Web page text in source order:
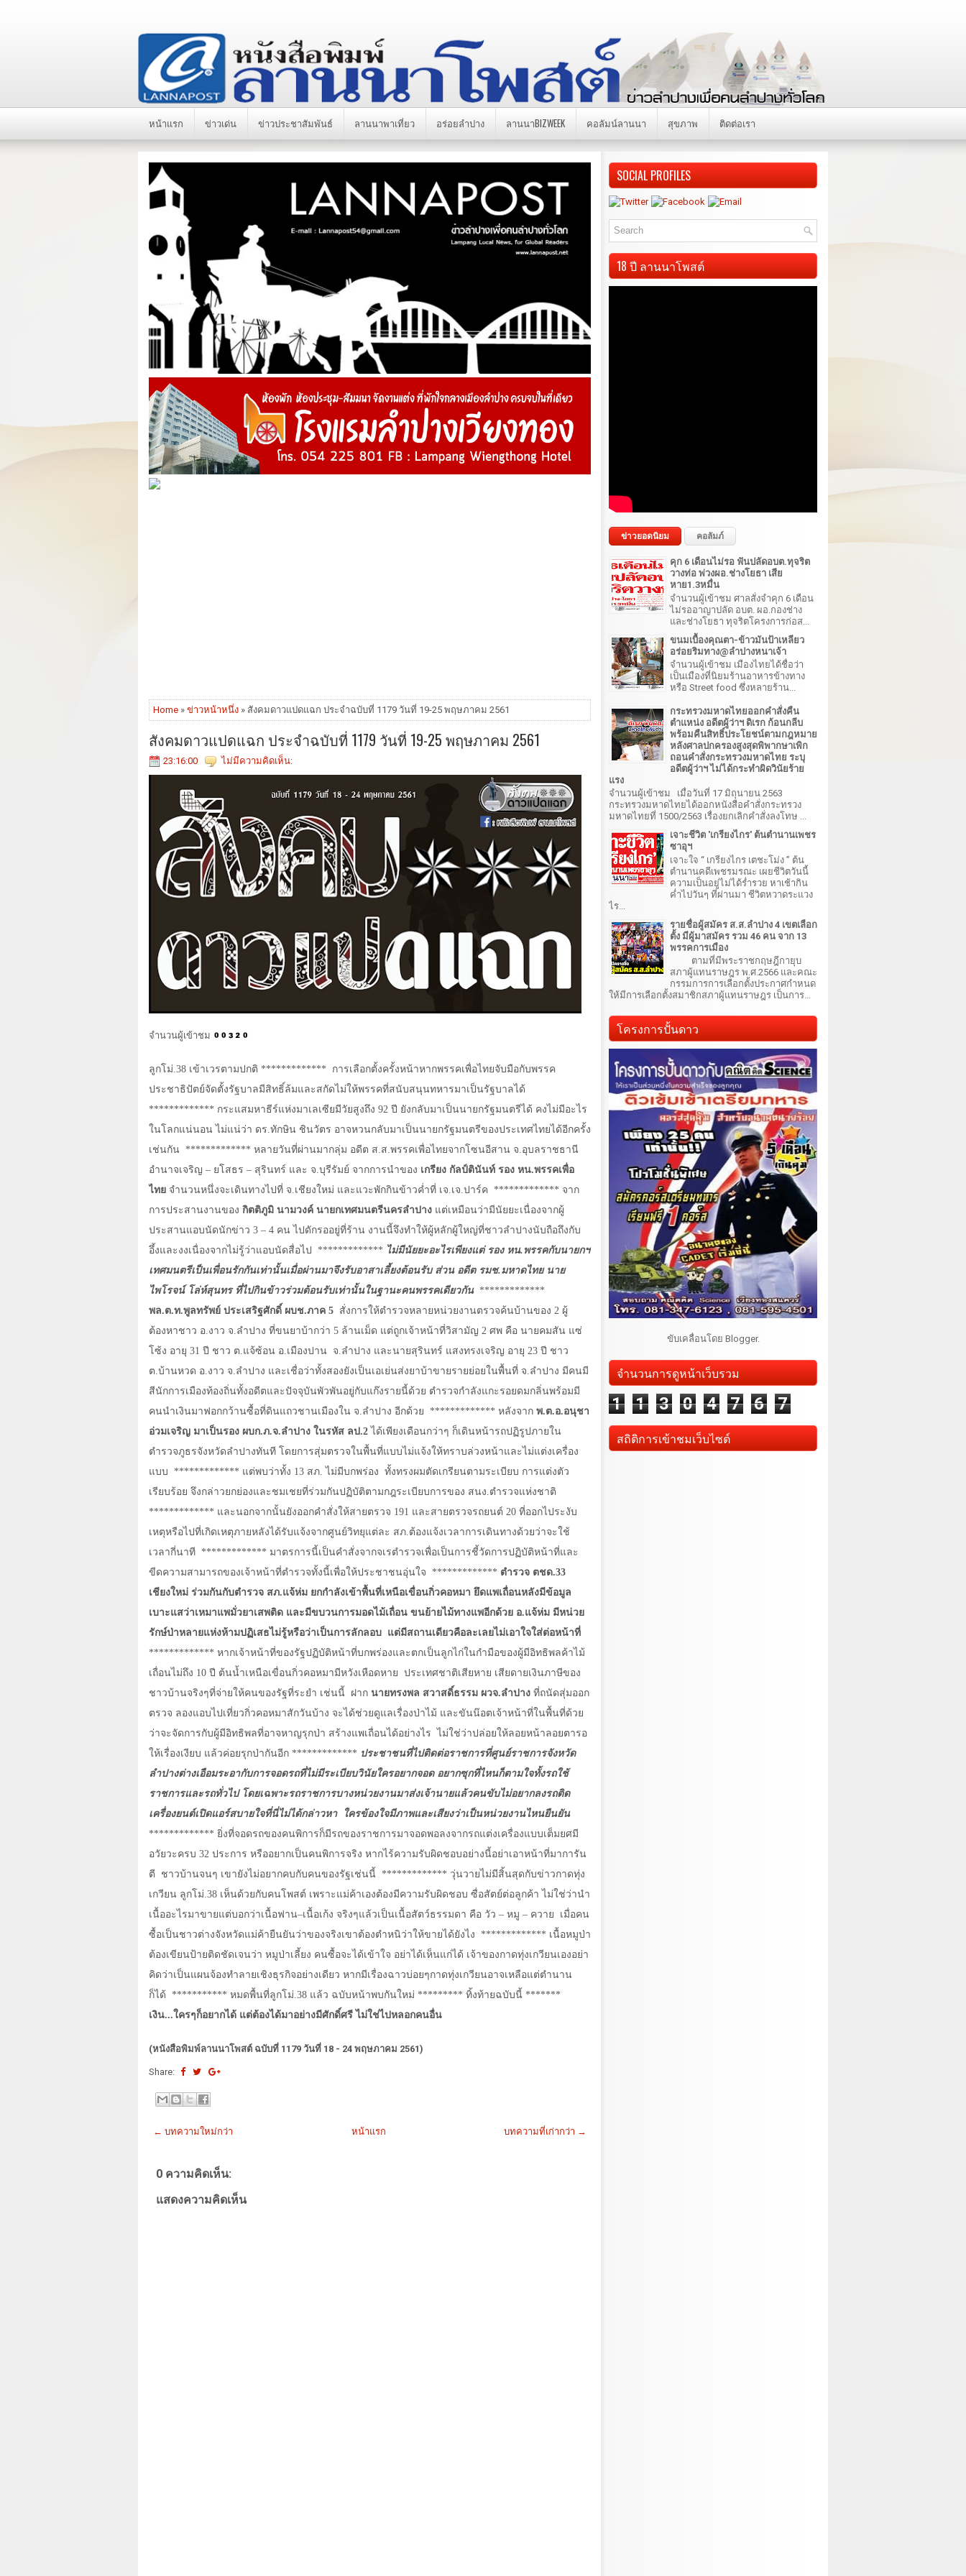
หน้าแรก ข่าวเด่น ข่าวประชาสัมพันธ์ ลานนาพาเที่ยว อร่อยลำปาง ลานนาBIZWEEK คอลัมน์ลานนา สุขภาพ ติดต่อเรา
Home » ข่าวหน้าหนึ่ง » สังคมดาวแปดแฉก ประจำฉบับที่ 1179 วันที่ 19-25 พฤษภาคม 2561
สังคมดาวแปดแฉก ประจำฉบับที่ 1179 วันที่ 19-25 พฤษภาคม 2561
23:16:00 ไม่มีความคิดเห็น:
จำนวนผู้เข้าชม
ลูกโม่.38 เข้าเวรตามปกติ *************
การเลือกตั้งครั้งหน้าหากพรรคเพื่อไทยจับมือกับพรรค
ประชาธิปัตย์จัดตั้งรัฐบาลมีสิทธิ์ล้มและสกัดไม่ให้พรรคที่สนับสนุนทหารมาเป็นรัฐบาลได้
************* กระแสมหาธีร์แห่งมาเลเซียมีวัยสูงถึง 92 ปี ยังกลับมาเป็นนายกรัฐมนตรีได้ คงไม่มีอะไร
ในโลกแน่นอน ไม่แน่ว่า ดร.ทักษิน ชินวัตร อาจหวนกลับมาเป็นนายกรัฐมนตรีของประเทศไทยได้อีกครั้ง
เช่นกัน
************* หลายวันที่ผ่านมากลุ่ม อดีต ส.ส.พรรคเพื่อไทยจากโซนอีสาน จ.อุบลราชธานี
อำนาจเจริญ – ยโสธร – สุรินทร์ และ จ.บุรีรัมย์ จากการนำของ เกรียง กัลป์ตินันท์ รอง หน.พรรคเพื่อ
ไทย จำนวนหนึ่งจะเดินทางไปที่ จ.เชียงใหม่ และแวะพักกินข้าวค่ำที่ เจ.เจ.ปาร์ค ************* จาก
การประสานงานของ กิตติภูมิ นามวงค์ นายกเทศมนตรีนครลำปาง แต่เหมือนว่ามีนัยยะเนื่องจากผู้
ประสานแอบนัดนักข่าว 3 – 4 คน ไปดักรออยู่ที่ร้าน งานนี้จึงทำให้ผู้หลักผู้ใหญ่ที่ชาวลำปางนับถือถึงกับ
อึ้งและงงเนื่องจากไม่รู้ว่าแอบนัดสื่อไป
************* ไม่มีนัยยะอะไรเพียงแต่ รอง หน.พรรคกับนายกฯ
เทศมนตรีเป็นเพื่อนรักกันเท่านั้นเมื่อผ่านมาจึงรับอาสาเลี้ยงต้อนรับ ส่วน อดีต รมช.มหาดไทย นาย
ไพโรจน์ โล่ห์สุนทร ที่ไปกินข้าวร่วมต้อนรับเท่านั้นในฐานะคนพรรคเดียวกัน *************
พล.ต.ท.พูลทรัพย์ ประเสริฐศักดิ์ ผบช.ภาค 5 สั่งการให้ตำรวจหลายหน่วยงานตรวจค้นบ้านของ 2 ผู้
ต้องหาชาว อ.งาว จ.ลำปาง ที่ขนยาบ้ากว่า 5 ล้านเม็ด แต่ถูกเจ้าหน้าที่วิสามัญ 2 ศพ คือ นายคมสัน แซ่
โซ้ง อายุ 31 ปี ชาว ต.แจ้ซ้อน อ.เมืองปาน
จ.ลำปาง และนายสุรินทร์ แสงทรงเจริญ อายุ 23 ปี ชาว
ต.บ้านหวด อ.งาว จ.ลำปาง และเชื่อว่าทั้งสองยังเป็นเอเย่นส่งยาบ้าขายรายย่อยในพื้นที่ จ.ลำปาง มีคนมี
สีนักการเมืองท้องถิ่นทั้งอดีตและปัจจุบันพัวพันอยู่กับแก๊งรายนี้ด้วย ตำรวจกำลังแกะรอยดมกลิ่นพร้อมมี
คนนำเงินมาฟอกกว้านซื้อที่ดินแถวชานเมืองใน จ.ลำปาง อีกด้วย
************* หลังจาก พ.ต.อ.อนุชา
อ่วมเจริญ มาเป็นรอง ผบก.ภ.จ.ลำปาง ในรหัส ลป.2 ได้เพียงเดือนกว่าๆ ก็เดินหน้ารถปฏิรูปภายใน
ตำรวจภูธรจังหวัดลำปางทันที โดยการสุ่มตรวจในพื้นที่แบบไม่แจ้งให้ทราบล่วงหน้าและไม่แต่งเครื่อง
แบบ
************* แต่พบว่าทั้ง 13 สภ. ไม่มีบกพร่อง ทั้งทรงผมตัดเกรียนตามระเบียบ การแต่งตัว
เรียบร้อย จึงกล่าวยกย่องและชมเชยที่ร่วมกันปฏิบัติตามกฎระเบียบการของ สนง.ตำรวจแห่งชาติ
************* และนอกจากนั้นยังออกคำสั่งให้สายตรวจ 191 และสายตรวจรถยนต์ 20 ที่ออกไประงับ
เหตุหรือไปที่เกิดเหตุภายหลังได้รับแจ้งจากศูนย์วิทยุแต่ละ สภ.ต้องแจ้งเวลาการเดินทางด้วยว่าจะใช้
เวลากี่นาที ************* มาตรการนี้เป็นคำสั่งจากจเรตำรวจเพื่อเป็นการชี้วัดการปฏิบัติหน้าที่และ
ขีดความสามารถของเจ้าหน้าที่ตำรวจทั้งนี้เพื่อให้ประชาชนอุ่นใจ
************* ตำรวจ ตชด.33
เชียงใหม่ ร่วมกันกับตำรวจ สภ.แจ้ห่ม ยกกำลังเข้าพื้นที่เหนือเขื่อนกิ่วคอหมา ยึดแพเถื่อนหลังมีข้อมูล
เบาะแสว่าเหมาแพมั่วยาเสพติด และมีขบวนการมอดไม้เถื่อน ขนย้ายไม้ทางแพอีกด้วย อ.แจ้ห่ม มีหน่วย
รักษ์ป่าหลายแห่งห้ามปฏิเสธไม่รู้หรือว่าเป็นการลักลอบ แต่มีสถานเดียวคือละเลยไม่เอาใจใส่ต่อหน้าที่
************* หากเจ้าหน้าที่ของรัฐปฏิบัติหน้าที่บกพร่องและตกเป็นลูกไก่ในกำมือของผู้มีอิทธิพลค้าไม้
เถื่อนไม่ถึง 10 ปี ต้นน้ำเหนือเขื่อนกิ่วคอหมามีหวังเหือดหาย ประเทศชาติเสียหาย เสียดายเงินภาษีของ
ชาวบ้านจริงๆที่จ่ายให้คนของรัฐที่ระยำ เช่นนี้
ฝาก นายทรงพล สวาสดิ์ธรรม ผวจ.ลำปาง ที่ถนัดสุ่มออก
ตรวจ ลองแอบไปเที่ยวกิ่วคอหมาสักวันบ้าง จะได้ช่วยดูแลเรื่องป่าไม้ และขันน๊อตเจ้าหน้าที่ในพื้นที่ด้วย
ว่าจะจัดการกับผู้มีอิทธิพลที่อาจหาญรุกป่า สร้างแพเถื่อนได้อย่างไร ไม่ใช่ว่าปล่อยให้ลอยหน้าลอยตารอ
ให้เรื่องเงียบ แล้วค่อยรุกป่ากันอีก ************* ประชาชนที่ไปติดต่อราชการที่ศูนย์ราชการจังหวัด
ลำปางต่างเอือมระอากับการจอดรถที่ไม่มีระเบียบวินัยใครอยากจอด อยากซุกที่ไหนก็ตามใจทั้งรถใช้
ราชการและรถทั่วไป โดยเฉพาะรถราชการบางหน่วยงานมาส่งเจ้านายแล้วคนขับไม่อยากลงรถติด
เครื่องยนต์เปิดแอร์สบายใจที่นี่ไม่ได้กล่าวหา
ใครข้องใจมีภาพและเสียงว่าเป็นหน่วยงานไหนยืนยัน
************* ยิ่งที่จอดรถของคนพิการก็มีรถของราชการมาจอดพอลงจากรถแต่งเครื่องแบบเต็มยศมี
อวัยวะครบ 32 ประการ หรืออยากเป็นคนพิการจริง หากไร้ความรับผิดชอบอย่างนี้อย่าเอาหน้าที่มาการัน
ตี
ชาวบ้านจนๆ เขายังไม่อยากคบกับคนของรัฐเช่นนี้
************* วุ่นวายไม่มีสิ้นสุดกับข่าวกาดทุ่ง
เกวียน ลูกโม่.38 เห็นด้วยกับคนโพสต์ เพราะแม่ค้าเองต้องมีความรับผิดชอบ ซื่อสัตย์ต่อลูกค้า ไม่ใช่ว่านำ
เนื้ออะไรมาขายแต่บอกว่าเนื้อฟาน–เนื้อเก้ง จริงๆแล้วเป็นเนื้อสัตว์ธรรมดา คือ วัว – หมู – ควาย
เมื่อคน
ซื้อเป็นชาวต่างจังหวัดแม่ค้ายืนยันว่าของจริงเขาต้องตำหนิว่าให้ขายได้ยังไง
************* เนื้อหมูป่า
ต้องเขียนป้ายติดชัดเจนว่า หมูป่าเลี้ยง คนซื้อจะได้เข้าใจ อย่าได้เห็นแก่ได้ เจ้าของกาดทุ่งเกวียนเองอย่า
คิดว่าเป็นแผนจ้องทำลายเชิงธุรกิจอย่างเดียว หากมีเรื่องฉาวบ่อยๆกาดทุ่งเกวียนอาจเหลือแต่ตำนาน
ก็ได้
*********** หมดพื้นที่ลูกโม่.38 แล้ว ฉบับหน้าพบกันใหม่ ********* ทิ้งท้ายฉบับนี้ *******
เงิน...ใครๆก็อยากได้ แต่ต้องได้มาอย่างมีศักดิ์ศรี ไม่ใช่ไปหลอกคนอื่น
(หนังสือพิมพ์ลานนาโพสต์ ฉบับที่ 1179 วันที่ 18 - 24 พฤษภาคม 2561)
Share:
← บทความใหม่กว่า บทความที่เก่ากว่า →
หน้าแรก
0 ความคิดเห็น:
แสดงความคิดเห็น
SOCIAL PROFILES
18 ปี ลานนาโพสต์
ข่าวยอดนิยม คอลัมภ์
คุก 6 เดือนไม่รอ ฟันปลัดอบต.ทุจริต
วางท่อ พ่วงผอ.ช่างโยธา เสีย
หาย1.3หมื่น
จำนวนผู้เข้าชม ศาลสั่งจำคุก 6 เดือน
ไม่รออาญาปลัด อบต. ผอ.กองช่าง
และช่างโยธา ทุจริตโครงการก่อส...
ขนมเบื้องคุณตา-ข้าวมันป้าเหลียว
อร่อยริมทาง@ลำปางหนาเจ้า
จำนวนผู้เข้าชม เมืองไทยได้ชื่อว่า
เป็นเมืองที่นิยมร้านอาหารข้างทาง
หรือ Street food ซึ่งหลายร้าน...
กระทรวงมหาดไทยออกคำสั่งคืน
ตำแหน่ง อดีตผู้ว่าฯ ดิเรก ก้อนกลีบ
พร้อมคืนสิทธิ์ประโยชน์ตามกฎหมาย
หลังศาลปกครองสูงสุดพิพากษาเพิก
ถอนคำสั่งกระทรวงมหาดไทย ระบุ
อดีตผู้ว่าฯ ไม่ได้กระทำผิดวินัยร้าย
แรง
จำนวนผู้เข้าชม เมื่อวันที่ 17 มิถุนายน 2563
กระทรวงมหาดไทยได้ออกหนังสือคำสั่งกระทรวง
มหาดไทยที่ 1500/2563 เรื่องยกเลิกคำสั่งลงโทษ ...
เจาะชีวิต 'เกรียงไกร' ต้นตำนานเพชร
ซาอุฯ
เจาะใจ “ เกรียงไกร เตชะโม่ง ” ต้น
ตำนานคดีเพชรมรณะ เผยชีวิตวันนี้
ความเป็นอยู่ไม่ได้ร่ำรวย หาเช้ากิน
ค่ำไปวันๆ ที่ผ่านมา ชีวิตหวาดระแวง
ไร...
รายชื่อผู้สมัคร ส.ส.ลำปาง 4 เขตเลือก
ตั้ง มีผู้มาสมัคร รวม 46 คน จาก 13
พรรคการเมือง
ตามที่มีพระราชกฤษฎีกายุบ
สภาผู้แทนราษฎร พ.ศ.2566 และคณะ
กรรมการการเลือกตั้งประกาศกำหนด
ให้มีการเลือกตั้งสมาชิกสภาผู้แทนราษฎร เป็นการ...
โครงการปั้นดาว
ขับเคลื่อนโดย Blogger.
จำนวนการดูหน้าเว็บรวม
1 1 3 0 4 7 6 7
สถิติการเข้าชมเว็บไซต์